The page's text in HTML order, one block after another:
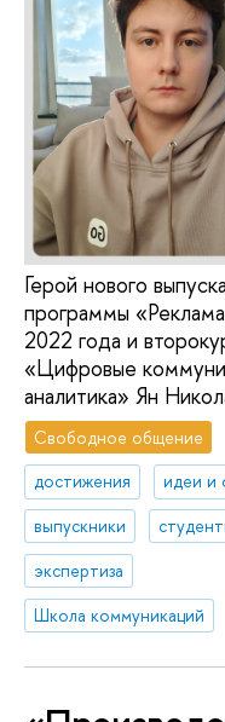
Герой нового
программы
2022 года и
«Цифровые
аналитика» Ян
Свободное общение
достижения
идеи и
выпускники
экспертиза
Школа коммуникаций